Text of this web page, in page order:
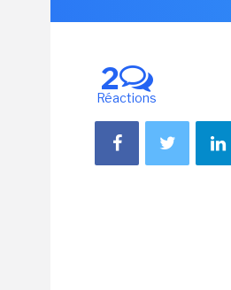
2
Réactions